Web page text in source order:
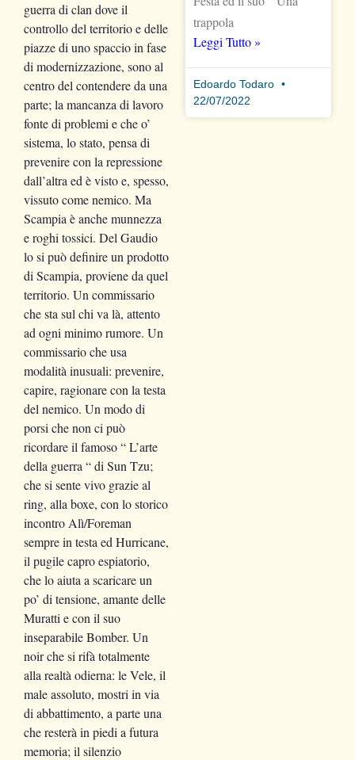
guerra di clan dove il
controllo del territorio e delle
piazze di uno spaccio in fase
di modernizzazione, sono al
centro del contendere da una
parte; la mancanza di lavoro
fonte di problemi e che o’
sistema, lo stato, pensa di
prevenire con la repressione
dall’altra ed è visto e, spesso,
vissuto come nemico. Ma
Scampia è anche munnezza
e roghi tossici. Del Gaudio
lo si può definire un prodotto
di Scampia, proviene da quel
territorio. Un commissario
che sta sul chi va là, attento
ad ogni minimo rumore. Un
commissario che usa
modalità inusuali: prevenire,
capire, ragionare con la testa
del nemico. Un modo di
porsi che non ci può
ricordare il famoso “ L’arte
della guerra “ di Sun Tzu;
che si sente vivo grazie al
ring, alla boxe, con lo storico
incontro Alì/Foreman
sempre in testa ed Hurricane,
il pugile capro espiatorio,
che lo aiuta a scaricare un
po’ di tensione, amante delle
Muratti e con il suo
inseparabile Bomber. Un
noir che si rifà totalmente
alla realtà odierna: le Vele, il
male assoluto, mostri in via
di abbattimento, a parte una
che resterà in piedi a futura
memoria; il silenzio
trappola
Leggi Tutto »
Edoardo Todaro
22/07/2022